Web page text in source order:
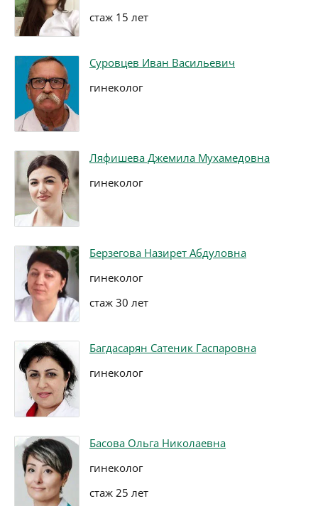
стаж 15 лет
Суровцев Иван Васильевич
гинеколог
Ляфишева Джемила Мухамедовна
гинеколог
Берзегова Назирет Абдуловна
гинеколог
стаж 30 лет
Багдасарян Сатеник Гаспаровна
гинеколог
Басова Ольга Николаевна
гинеколог
стаж 25 лет